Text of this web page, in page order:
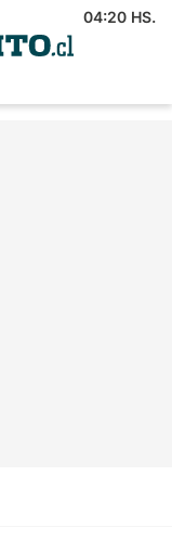
04:20 HS.